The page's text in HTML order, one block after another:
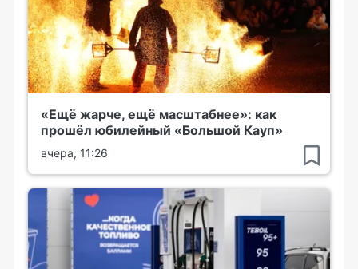
«Ещё жарче, ещё масштабнее»: как
прошёл юбилейный «Большой Кауп»
вчера, 11:26